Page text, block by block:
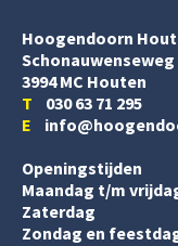
Hoogendoorn
Schonauwenseweg
3994 MC Houten
T 030 63 71 295
E
Openingstijden
Maandag t/m
Zaterdag
Zondag en